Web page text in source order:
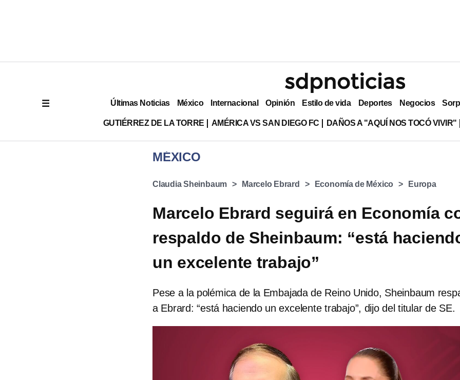
Últimas Noticias México Internacional Opinión Estilo de vida Deportes Negocios
GUTIÉRREZ DE LA TORRE AMÉRICA VS SAN DIEGO FC DAÑOS A "AQUÍ NOS TOCÓ VIVIR"
MÉXICO
Claudia Sheinbaum Marcelo Ebrard Economía de México Europa
Marcelo Ebrard seguirá en Economía
respaldo de Sheinbaum: “está
un excelente trabajo”
Pese a la polémica de la Embajada de Reino Unido, Sheinbaum
a Ebrard: “está haciendo un excelente trabajo”, dijo del titular de SE.